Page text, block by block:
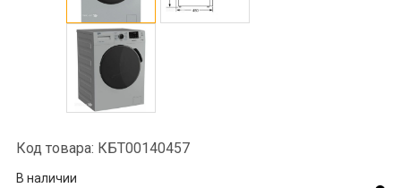
Код товара: КБТ00140457
В наличии